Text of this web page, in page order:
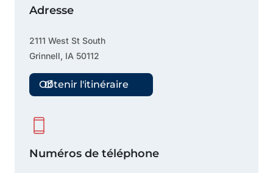
Adresse
2111 West St South
Grinnell, IA 50112
Obtenir l'itinéraire
Numéros de téléphone